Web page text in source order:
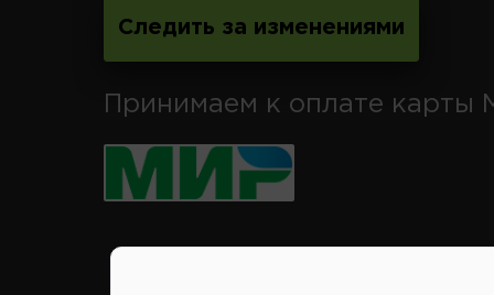
Следить за изменениями
Принимаем к оплате карты